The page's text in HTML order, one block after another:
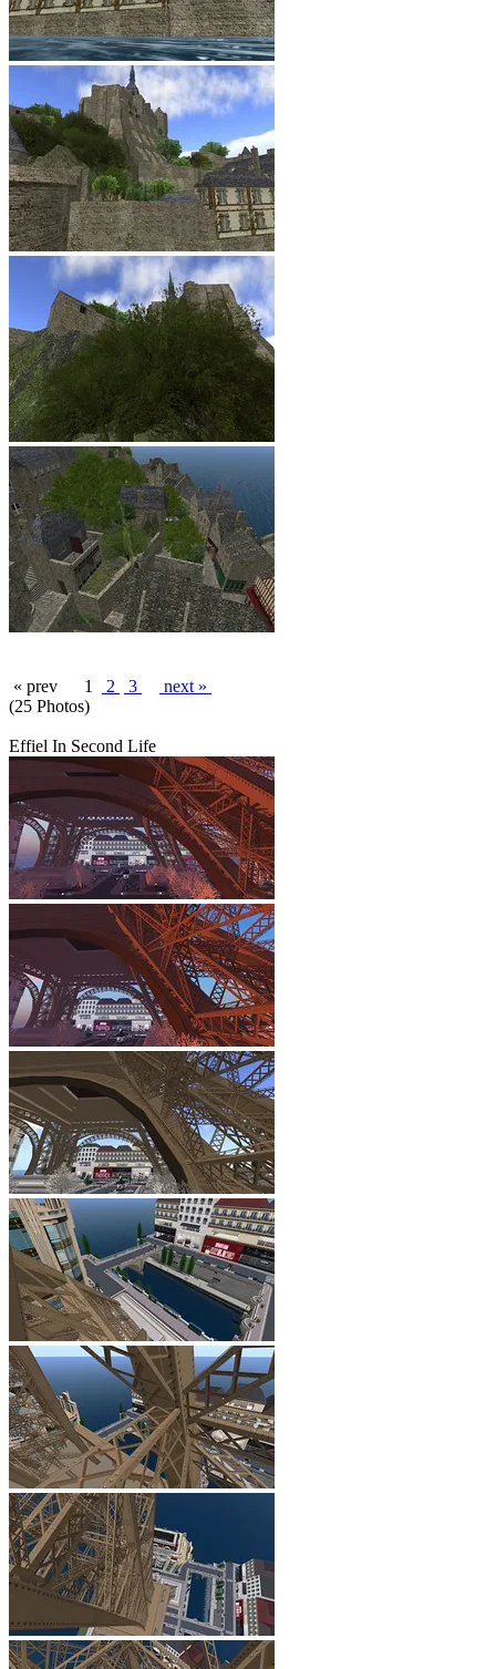
« prev 1 2 3
next »
(25 Photos)
Effiel In Second Life